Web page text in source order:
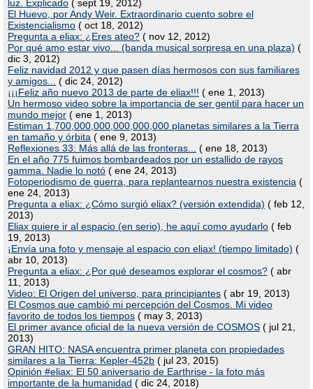
luz. Explicado ( sept 19, 2012)
El Huevo, por Andy Weir. Extraordinario cuento sobre el
Existencialismo ( oct 18, 2012)
Pregunta a eliax: ¿Eres ateo? ( nov 12, 2012)
Por qué amo estar vivo... (banda musical sorpresa en una plaza) (
dic 3, 2012)
Feliz navidad 2012 y que pasen días hermosos con sus familiares
y amigos...
( dic 24, 2012)
¡¡¡Feliz año nuevo 2013 de parte de eliax!!! ( ene 1, 2013)
Un hermoso video sobre la importancia de ser gentil para hacer un
mundo mejor ( ene 1, 2013)
Estiman 1,700,000,000,000,000,000 planetas similares a la Tierra
en tamaño y órbita ( ene 9, 2013)
Reflexiones 33: Más allá de las fronteras...
( ene 18, 2013)
En el año 775 fuimos bombardeados por un estallido de rayos
gamma. Nadie lo notó ( ene 24, 2013)
Fotoperiodismo de guerra, para replantearnos nuestra existencia (
ene 24, 2013)
Pregunta a eliax: ¿Cómo surgió eliax? (versión extendida) ( feb 12,
2013)
Eliax quiere ir al espacio (en serio), he aquí como ayudarlo ( feb
19, 2013)
¡Envía una foto y mensaje al espacio con eliax! (tiempo limitado) (
abr 10, 2013)
Pregunta a eliax: ¿Por qué deseamos explorar el cosmos? ( abr
11, 2013)
Video: El Origen del universo, para principiantes ( abr 19, 2013)
El Cosmos que cambió mi percepción del Cosmos. Mi video
favorito de todos los tiempos ( may 3, 2013)
El primer avance oficial de la nueva versión de COSMOS ( jul 21,
2013)
GRAN HITO: NASA encuentra primer planeta con propiedades
similares a la Tierra: Kepler-452b ( jul 23, 2015)
Opinión #eliax: El 50 aniversario de Earthrise - la foto más
importante de la humanidad ( dic 24, 2018)